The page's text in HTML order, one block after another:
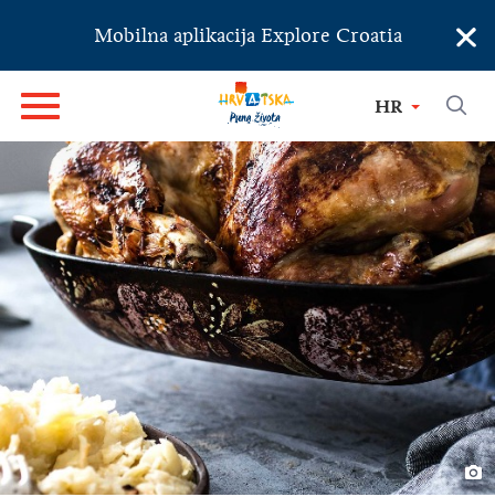
Mobilna aplikacija Explore Croatia ×
HR